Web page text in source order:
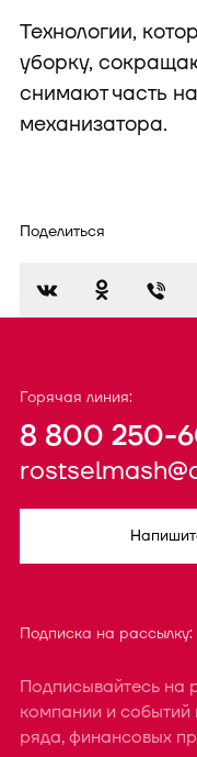
Технологии,
уборку,
снимают часть
механизатора.
Поделиться
Горячая линия:
8 800 250-
Подписка на рассылку:
Подписывайтесь на
компании и
ряда, финансовых